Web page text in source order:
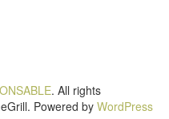
. All rights
Powered by WordPress